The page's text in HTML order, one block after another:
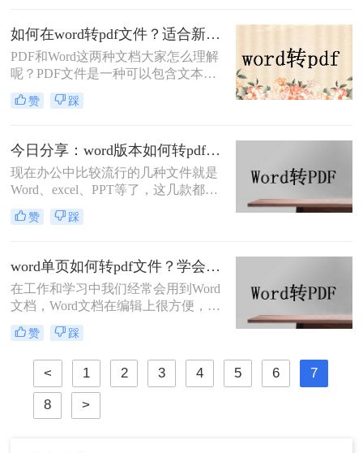
个快捷又方便的途径那就好了，当然
是有的，word转pdf很简单，使用转换
器就能完成，转转大师pdf转换器就很
好。
如何在word转pdf文件？适合新手的2种方法推荐
PDF和Word这两种文档大家怎么理解
呢？PDF文件是一种可以包含文本图
片以及其他内容的文件，Word同样也
具有这样的优点，但是不同的是，
用的编辑文档，当我们需要保密文件
内容时就会将word转pdf文件，这样就
算发送给他人也可以在某种程度上保
障文档内容，那么你知道如何在word
转pdf文件吗？
赞 踩
今日分享：word版本如何转pdf？分享三种最简单的方法
现在办公中比较流行的几种文件就是
Word、excel、PPT等了，这几款都是
经常会用到的编辑软件，但是偶尔也
需要将这些制作好的文件转换成PDF
时，应该怎么转换呢？如果你的工作
经常和这些文档打交道，那么就一定
要学会这个word版本转pdf文件技能。
赞 踩
word单页如何转pdf文件？学会这2种方法，从此文件格式转换不求人
在工作和学习中我们经常会用到Word
文档，Word文档在编辑上很方便，所
以得到广泛的使用，当我们需要将文
档发送给别人，又不希望文档内容被
修改时，就会将word转pdf文件格式，
这样就不用担心内容被修改的问题，
那么word单页如何转pdf文件呢？
赞 踩
< 1 2 3 4 5 6 7
8 >